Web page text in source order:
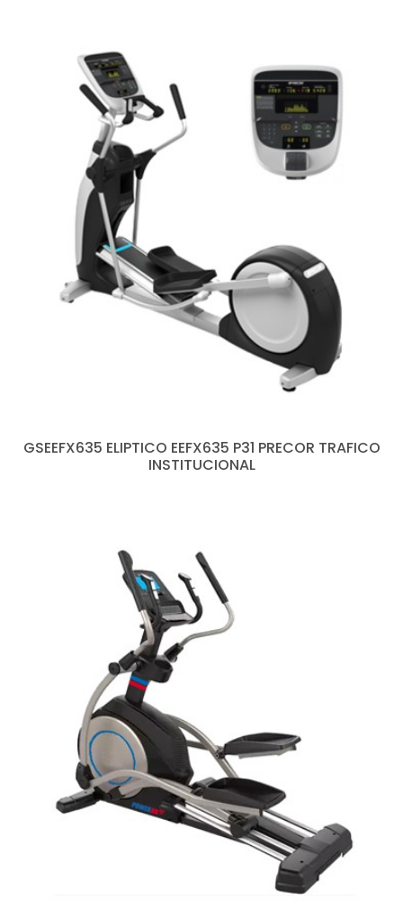
GSEEFX635 ELIPTICO EEFX635 P31 PRECOR TRAFICO
INSTITUCIONAL